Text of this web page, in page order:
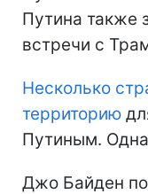
Путина также
встречи с
Несколько
территорию
Путиным.
Джо Байден